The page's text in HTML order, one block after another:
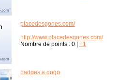
placedesgones.com/
http://www.placedesgones.com/
Nombre de points : 0 +1
badges a gogo